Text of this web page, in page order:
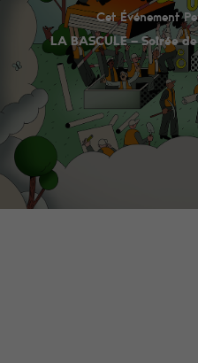
Cet Événement
LA BASCULE – Soirée